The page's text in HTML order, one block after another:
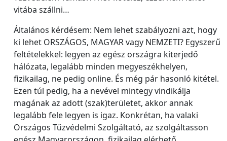
vitába szállni…
Általános kérdésem: Nem lehet szabályozni azt, hogy
ki lehet ORSZÁGOS, MAGYAR vagy NEMZETI? Egyszerű
feltételekkel: legyen az egész országra kiterjedő
hálózata, legalább minden megyeszékhelyen,
fizikailag, ne pedig online. És még pár hasonló kitétel.
Ezen túl pedig, ha a nevével mintegy vindikálja
magának az adott (szak)területet, akkor annak
legalább fele legyen is igaz. Konkrétan, ha valaki
Országos Tűzvédelmi Szolgáltató, az szolgáltasson